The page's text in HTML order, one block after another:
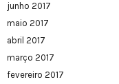
junho 2017
maio 2017
abril 2017
março 2017
fevereiro 2017